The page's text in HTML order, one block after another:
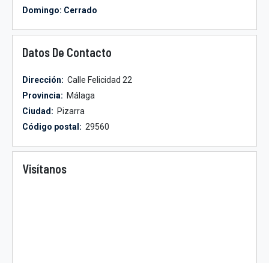
Domingo: Cerrado
Datos De Contacto
Dirección: Calle Felicidad 22
Provincia: Málaga
Ciudad: Pizarra
Código postal: 29560
Visítanos